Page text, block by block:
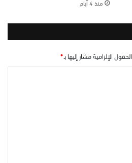
منذ 4 أيام
الحقول الإلزامية مشار إليها بـ*